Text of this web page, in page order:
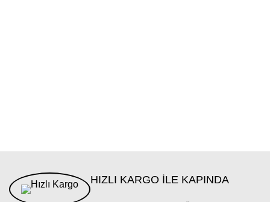
HIZLI KARGO İLE KAPINDA